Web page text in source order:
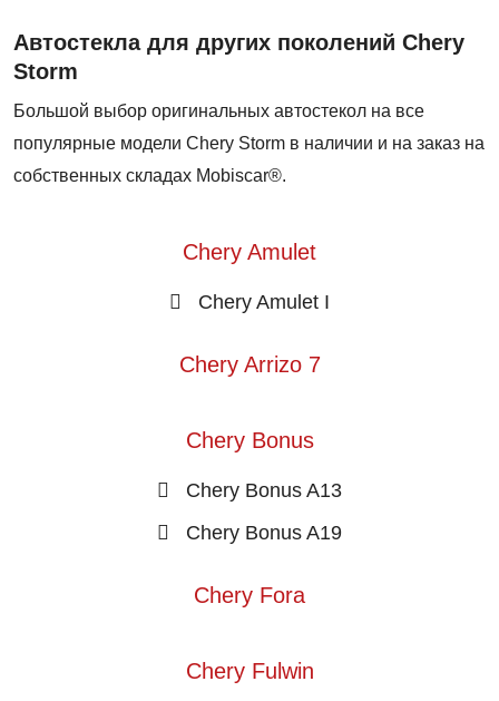
Автостекла для других поколений Chery
Storm
Большой выбор оригинальных автостекол на все
популярные модели Chery Storm в наличии и на заказ на
собственных складах Mobiscar®.
Chery Amulet
Chery Amulet I
Chery Arrizo 7
Chery Bonus
Chery Bonus A13
Chery Bonus A19
Chery Fora
Chery Fulwin